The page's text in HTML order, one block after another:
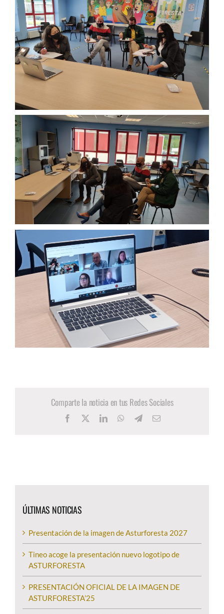
Comparte la noticia en tus Redes Sociales
Facebook LinkedInWhatsApp
TelegramCorreo
ÚLTIMAS NOTICIAS
Presentación de la imagen de Asturforesta 2027
Tineo acoge la presentación nuevo logotipo de
ASTURFORESTA
PRESENTACIÓN OFICIAL DE LA IMAGEN DE
ASTURFORESTA’25